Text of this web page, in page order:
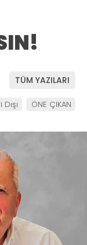
TÜM YAZILARI
ÖNE ÇIKAN